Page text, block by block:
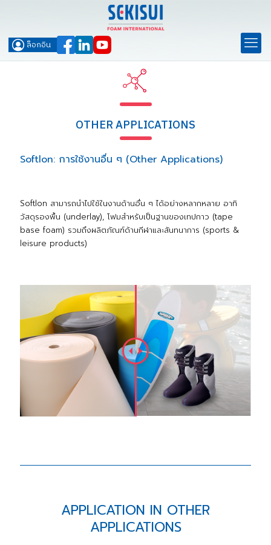
ล็อกอิน
OTHER APPLICATIONS
Softlon: การใช้งานอื่น ๆ (Other Applications)
Softlon สามารถนำไปใช้ในงานด้านอื่น ๆ ได้อย่างหลากหลาย อาทิ
วัสดุรองพื้น (underlay), โฟมสำหรับเป็นฐานของเทปกาว (tape
base foam) รวมถึงผลิตภัณฑ์ด้านกีฬาและสันทนาการ (sports &
leisure products)
APPLICATION IN OTHER
APPLICATIONS